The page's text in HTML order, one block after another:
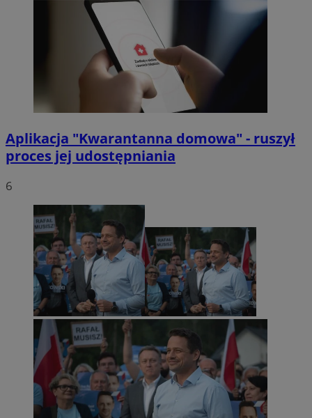
Aplikacja "Kwarantanna domowa" - ruszył
proces jej udostępniania
6